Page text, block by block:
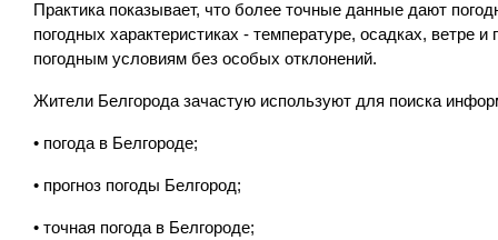
Практика показывает, что более точные данные дают
погодных характеристиках - температуре, осадках, ветре
погодным условиям без особых отклонений.
Жители Белгорода зачастую используют для поиска
• погода в Белгороде;
• прогноз погоды Белгород;
• точная погода в Белгороде;